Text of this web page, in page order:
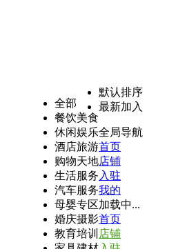
全部
餐饮美食
休闲娱乐
酒店旅游
购物天地
生活服务
汽车服务
母婴专区
婚庆摄影
教育培训
默认排序
最新加入
全局导航
首页
店铺
入驻
我的
加载中...
首页
店铺